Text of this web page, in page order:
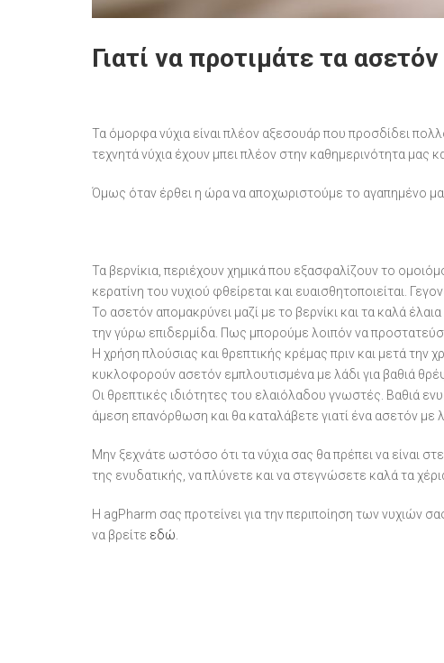
Γιατί να προτιμάτε τα
Τα όμορφα νύχια είναι πλέον αξεσουάρ που προσδίδει
τεχνητά νύχια έχουν μπει πλέον στην καθημερινότητα μας
Όμως όταν έρθει η ώρα να αποχωριστούμε το αγαπημένο
Τα βερνίκια, περιέχουν χημικά που εξασφαλίζουν το
κερατίνη του νυχιού φθείρεται και ευαισθητοποιείται.
Το ασετόν απομακρύνει μαζί με το βερνίκι και τα καλά
την γύρω επιδερμίδα. Πως μπορούμε λοιπόν να
Η χρήση πλούσιας και θρεπτικής κρέμας πριν και μετά την
κυκλοφορούν ασετόν εμπλουτισμένα με λάδι για βαθιά
Οι θρεπτικές ιδιότητες του ελαιόλαδου γνωστές. Βαθιά
άμεση επανόρθωση και θα καταλάβετε γιατί ένα ασετόν
Μην ξεχνάτε ωστόσο ότι τα νύχια σας θα πρέπει να είναι
της ενυδατικής, να πλύνετε και να στεγνώσετε καλά τα
Η agPharm σας προτείνει για την περιποίηση των νυχιών
να βρείτε εδώ